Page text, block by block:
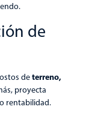
de
deterreno,
proyecta
rentabilidad.